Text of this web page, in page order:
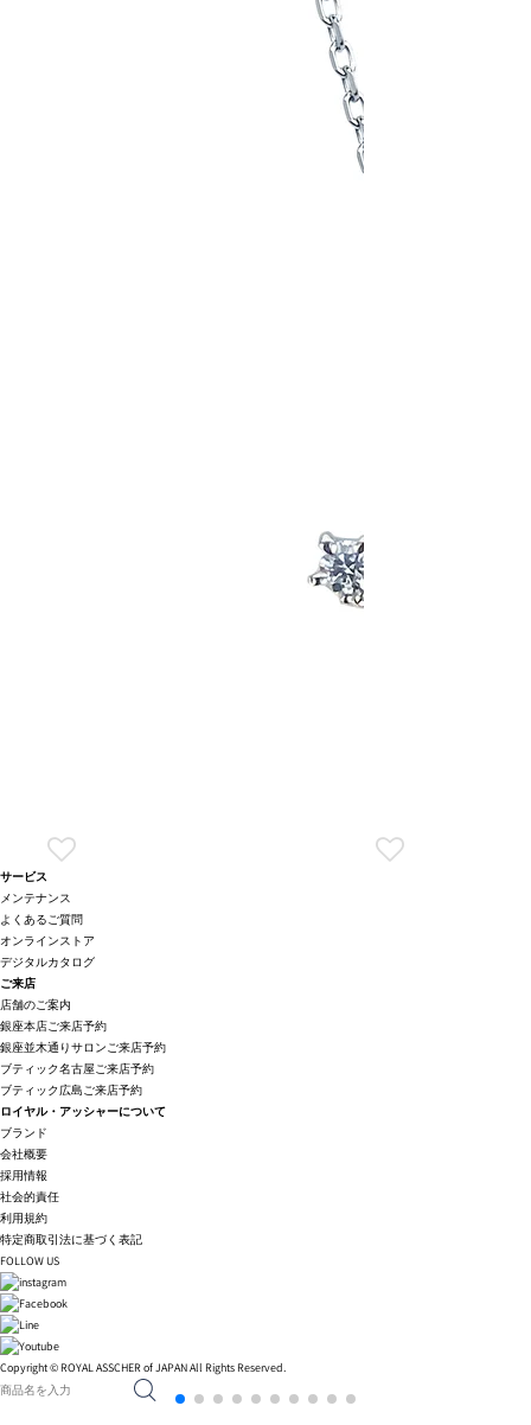
サービス
メンテナンス
よくあるご質問
オンラインストア
デジタルカタログ
ご来店
店舗のご案内
銀座本店ご来店予約
銀座並木通りサロンご来店予約
ブティック名古屋ご来店予約
ブティック広島ご来店予約
ロイヤル・アッシャーについて
ブランド
会社概要
採用情報
社会的責任
利用規約
特定商取引法に基づく表記
FOLLOW US
Copyright © ROYAL ASSCHER of JAPAN All Rights Reserved.